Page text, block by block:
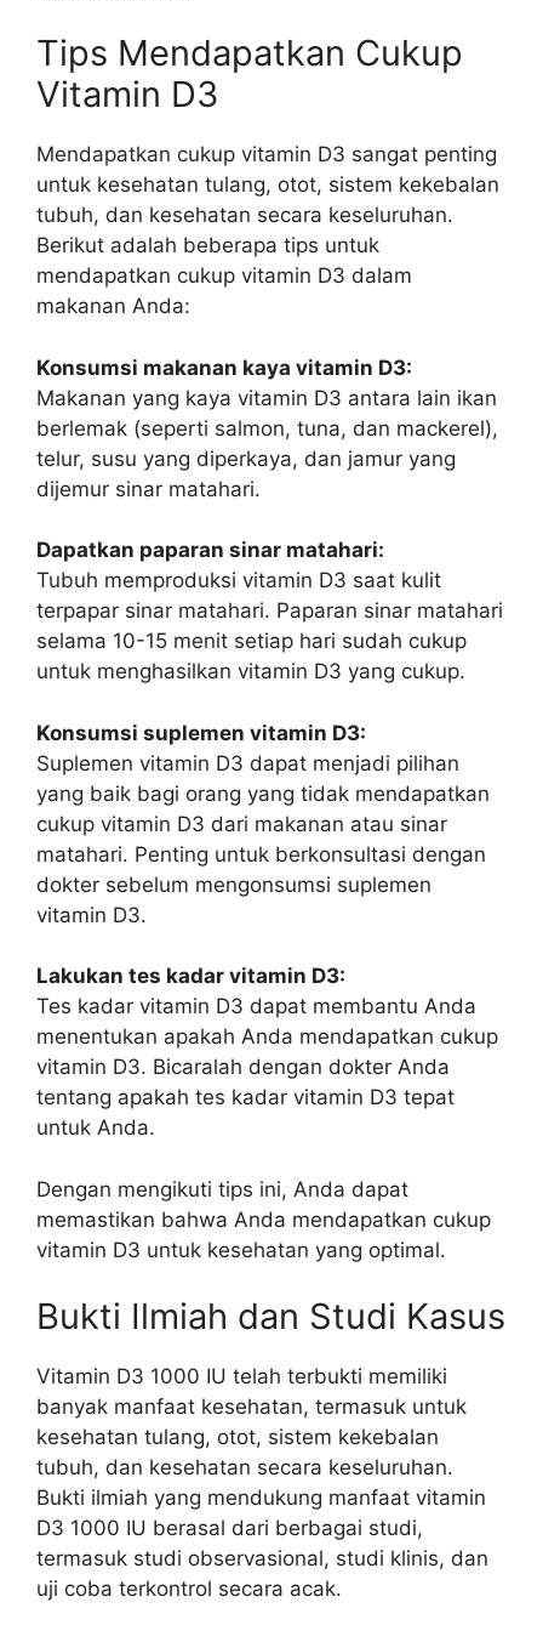
Tips Mendapatkan Cukup
Vitamin D3
Mendapatkan cukup vitamin D3 sangat penting
untuk kesehatan tulang, otot, sistem kekebalan
tubuh, dan kesehatan secara keseluruhan.
Berikut adalah beberapa tips untuk
mendapatkan cukup vitamin D3 dalam
makanan Anda:
Konsumsi makanan kaya vitamin D3:
Makanan yang kaya vitamin D3 antara lain ikan
berlemak (seperti salmon, tuna, dan mackerel),
telur, susu yang diperkaya, dan jamur yang
dijemur sinar matahari.
Dapatkan paparan sinar matahari:
Tubuh memproduksi vitamin D3 saat kulit
terpapar sinar matahari. Paparan sinar matahari
selama 10-15 menit setiap hari sudah cukup
untuk menghasilkan vitamin D3 yang cukup.
Konsumsi suplemen vitamin D3:
Suplemen vitamin D3 dapat menjadi pilihan
yang baik bagi orang yang tidak mendapatkan
cukup vitamin D3 dari makanan atau sinar
matahari. Penting untuk berkonsultasi dengan
dokter sebelum mengonsumsi suplemen
vitamin D3.
Lakukan tes kadar vitamin D3:
Tes kadar vitamin D3 dapat membantu Anda
menentukan apakah Anda mendapatkan cukup
vitamin D3. Bicaralah dengan dokter Anda
tentang apakah tes kadar vitamin D3 tepat
untuk Anda.
Dengan mengikuti tips ini, Anda dapat
memastikan bahwa Anda mendapatkan cukup
vitamin D3 untuk kesehatan yang optimal.
Bukti Ilmiah dan Studi Kasus
Vitamin D3 1000 IU telah terbukti memiliki
banyak manfaat kesehatan, termasuk untuk
kesehatan tulang, otot, sistem kekebalan
tubuh, dan kesehatan secara keseluruhan.
Bukti ilmiah yang mendukung manfaat vitamin
D3 1000 IU berasal dari berbagai studi,
termasuk studi observasional, studi klinis, dan
uji coba terkontrol secara acak.